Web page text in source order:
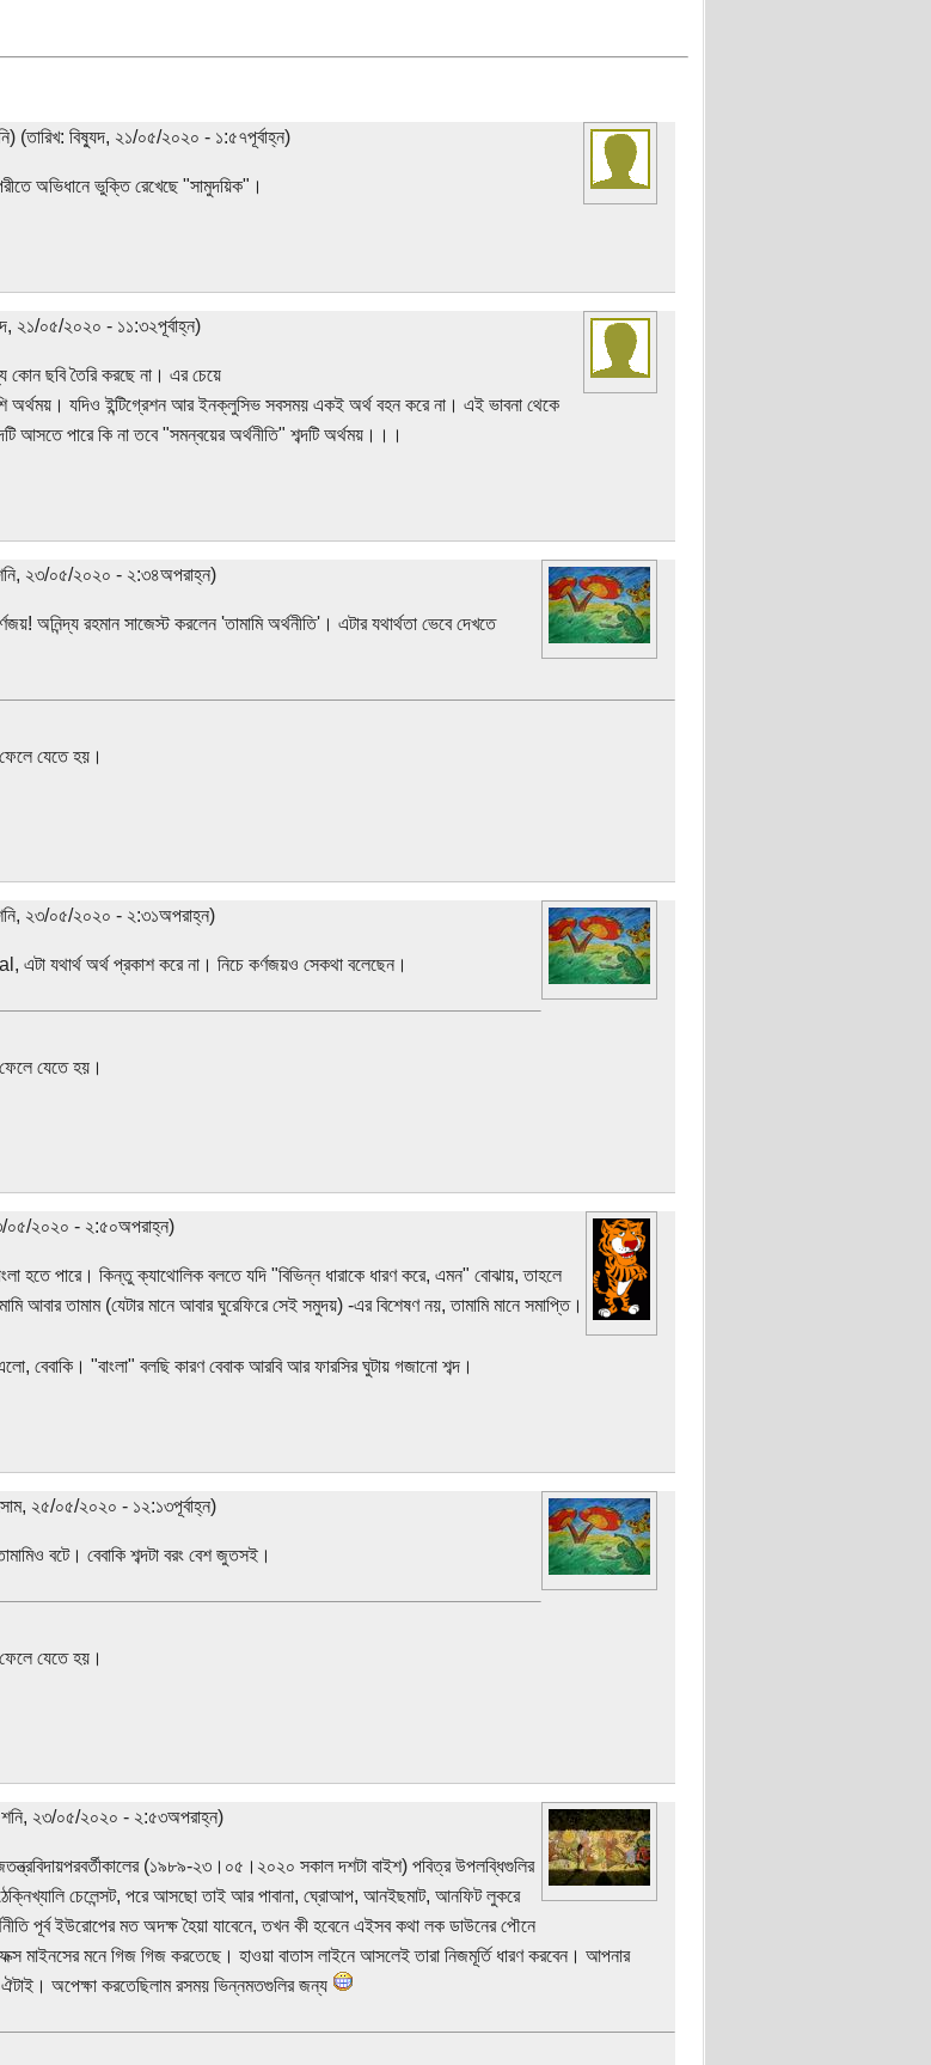
(তারিখ: বিষ্যুদ, ২১/০৫/২০২০ - ১:৫৭পূর্বাহ্ন)
অভিধানে ভুক্তি রেখেছে "সামুদয়িক"।
২১/০৫/২০২০ - ১১:৩২পূর্বাহ্ন)
কোন ছবি তৈরি করছে না। এর চেয়ে
অর্থময়। যদিও ইন্টিগ্রেশন আর ইনক্লুসিভ সবসময় একই অর্থ বহন করে না। এই ভাবনা থেকে
আসতে পারে কি না তবে "সমন্বয়ের অর্থনীতি" শব্দটি অর্থময়।।।
২৩/০৫/২০২০ - ২:৩৪অপরাহ্ন)
অনিন্দ্য রহমান সাজেস্ট করলেন 'তামামি অর্থনীতি'। এটার যথার্থতা ভেবে দেখতে
যেতে হয়।
২৩/০৫/২০২০ - ২:৩১অপরাহ্ন)
এটা যথার্থ অর্থ প্রকাশ করে না। নিচে কর্ণজয়ও সেকথা বলেছেন।
যেতে হয়।
০৫/২০২০ - ২:৫০অপরাহ্ন)
হতে পারে। কিন্তু ক্যাথোলিক বলতে যদি "বিভিন্ন ধারাকে ধারণ করে, এমন" বোঝায়, তাহলে
আবার তামাম (যেটার মানে আবার ঘুরেফিরে সেই সমুদয়) -এর বিশেষণ নয়, তামামি মানে সমাপ্তি।
বেবাকি। "বাংলা" বলছি কারণ বেবাক আরবি আর ফারসির ঘুটায় গজানো শব্দ।
২৫/০৫/২০২০ - ১২:১৩পূর্বাহ্ন)
বটে। বেবাকি শব্দটা বরং বেশ জুতসই।
যেতে হয়।
শনি, ২৩/০৫/২০২০ - ২:৫৩অপরাহ্ন)
(১৯৮৯-২৩।০৫।২০২০ সকাল দশটা বাইশ) পবিত্র উপলব্ধিগুলির
চেলেন্সট, পরে আসছো তাই আর পাবানা, ঘ্রোআপ, আনইছমাট, আনফিট লুকরে
পূর্ব ইউরোপের মত অদক্ষ হৈয়া যাবেনে, তখন কী হবেনে এইসব কথা লক ডাউনের পৌনে
মাইনসের মনে গিজ গিজ করতেছে। হাওয়া বাতাস লাইনে আসলেই তারা নিজমূর্তি ধারণ করবেন। আপনার
ঐটাই। অপেক্ষা করতেছিলাম রসময় ভিন্নমতগুলির জন্য